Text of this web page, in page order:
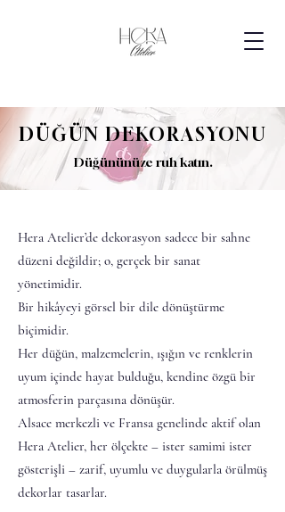
DÜĞÜN DEKORASYONU
Düğününüze ruh katın.
Hera Atelier’de dekorasyon sadece bir sahne
düzeni değildir; o, gerçek bir sanat
yönetimidir.
Bir hikâyeyi görsel bir dile dönüştürme
biçimidir.
Her düğün, malzemelerin, ışığın ve renklerin
uyum içinde hayat bulduğu, kendine özgü bir
atmosferin parçasına dönüşür.
Alsace merkezli ve Fransa genelinde aktif olan
Hera Atelier, her ölçekte – ister samimi ister
gösterişli – zarif, uyumlu ve duygularla örülmüş
dekorlar tasarlar.